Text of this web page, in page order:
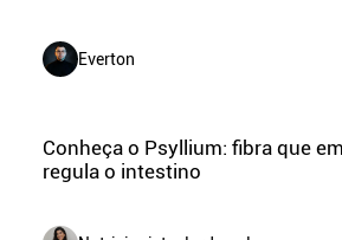
Everton
Conheça o Psyllium: fibra que
regula o intestino